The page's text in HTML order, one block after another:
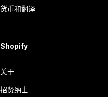
货币和翻译
Shopify
关于
招贤纳士